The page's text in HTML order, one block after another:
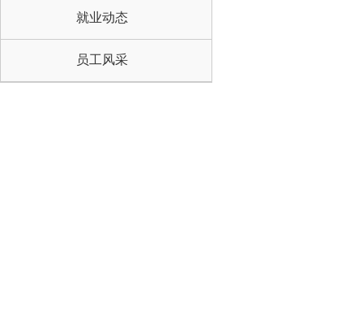
就业动态
员工风采